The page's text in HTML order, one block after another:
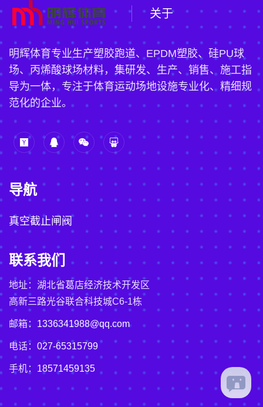
关于
明辉体育专业生产塑胶跑道、EPDM塑胶、硅PU球
场、丙烯酸球场材料，集研发、生产、销售、施工指
导为一体，专注于体育运动场地设施专业化、精细规
范化的企业。
导航
真空截止闸阀
联系我们
地址：湖北省葛店经济技术开发区
高新三路光谷联合科技城C6-1栋
邮箱： 1336341988@qq.com
电话： 027-65315799
手机： 18571459135